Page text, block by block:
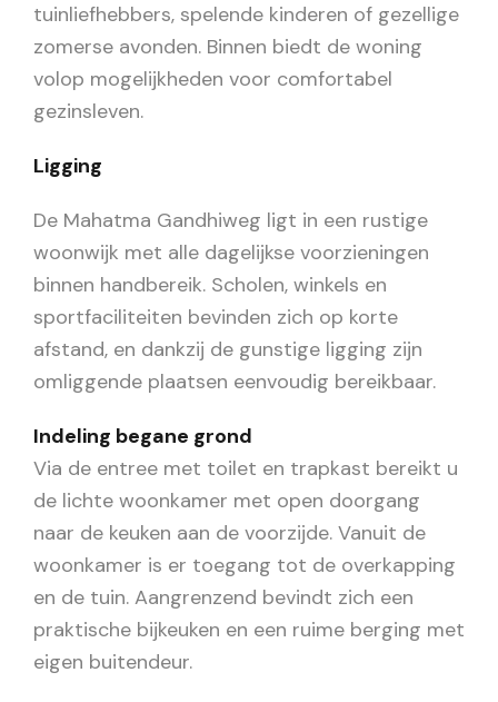
tuinliefhebbers, spelende kinderen of gezellige
zomerse avonden. Binnen biedt de woning
volop mogelijkheden voor comfortabel
gezinsleven.
Ligging
De Mahatma Gandhiweg ligt in een rustige
woonwijk met alle dagelijkse voorzieningen
binnen handbereik. Scholen, winkels en
sportfaciliteiten bevinden zich op korte
afstand, en dankzij de gunstige ligging zijn
omliggende plaatsen eenvoudig bereikbaar.
Indeling begane grond
Via de entree met toilet en trapkast bereikt u
de lichte woonkamer met open doorgang
naar de keuken aan de voorzijde. Vanuit de
woonkamer is er toegang tot de overkapping
en de tuin. Aangrenzend bevindt zich een
praktische bijkeuken en een ruime berging met
eigen buitendeur.